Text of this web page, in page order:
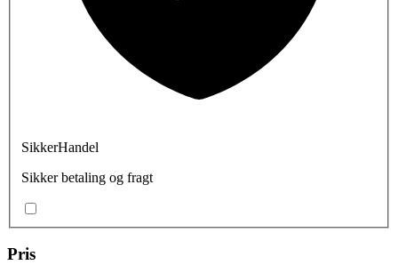
SikkerHandel
Sikker betaling og fragt
Pris